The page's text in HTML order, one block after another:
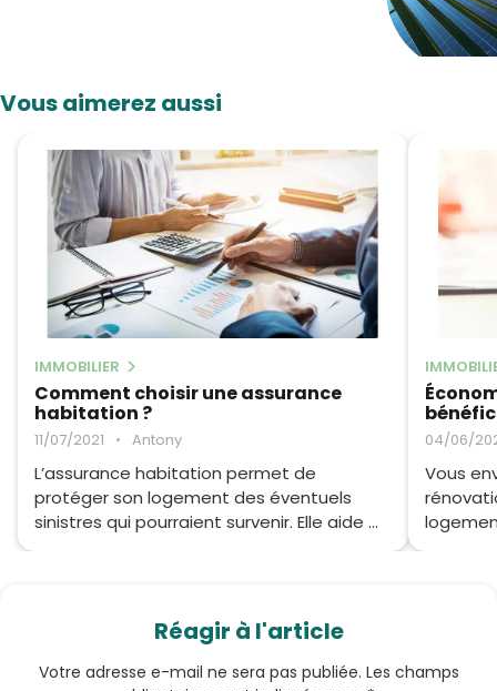
Vous aimerez aussi
IMMOBILIER
Comment choisir une assurance
habitation ?
11/07/2021 • Antony
L’assurance habitation permet de
protéger son logement des éventuels
sinistres qui pourraient survenir. Elle aide ...
04/06/
Vous
Réagir à l'article
Votre adresse e-mail ne sera pas publiée. Les champs